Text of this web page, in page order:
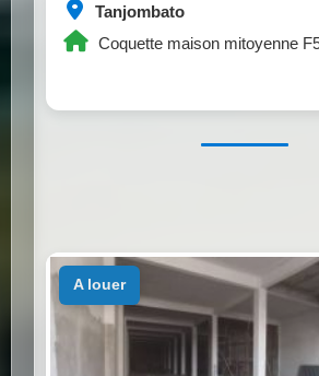
Tanjombato
Coquette maison mitoyenne
a louer